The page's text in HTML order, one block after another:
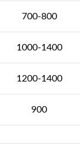
700-800
1000-1400
1200-1400
900